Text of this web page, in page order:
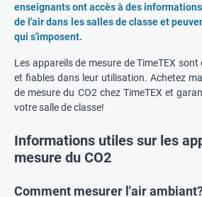
enseignants ont accès à des
de l'air dans les salles de classe et
qui s'imposent.
Les appareils de mesure de TimeTEX
et fiables dans leur utilisation. Achetez
de mesure du CO2 chez TimeTEX et
votre salle de classe!
Informations utiles sur les
mesure du CO2
Comment mesurer l'air